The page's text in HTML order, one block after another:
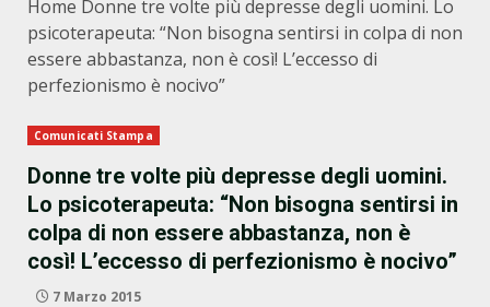
Home Donne tre volte più depresse degli uomini. Lo
psicoterapeuta: “Non bisogna sentirsi in colpa di non
essere abbastanza, non è così! L’eccesso di
perfezionismo è nocivo”
Comunicati Stampa
Donne tre volte più depresse degli uomini.
Lo psicoterapeuta: “Non bisogna sentirsi in
colpa di non essere abbastanza, non è
così! L’eccesso di perfezionismo è nocivo”
7 Marzo 2015